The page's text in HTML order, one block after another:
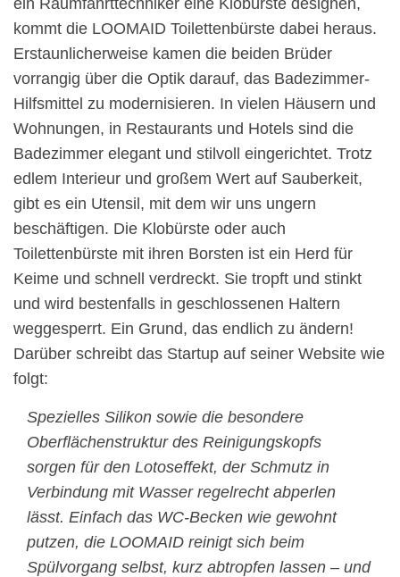
ein Raumfahrttechniker eine Klobürste designen,
kommt die LOOMAID Toilettenbürste dabei heraus.
Erstaunlicherweise kamen die beiden Brüder
vorrangig über die Optik darauf, das Badezimmer-
Hilfsmittel zu modernisieren. In vielen Häusern und
Wohnungen, in Restaurants und Hotels sind die
Badezimmer elegant und stilvoll eingerichtet. Trotz
edlem Interieur und großem Wert auf Sauberkeit,
gibt es ein Utensil, mit dem wir uns ungern
beschäftigen. Die Klobürste oder auch
Toilettenbürste mit ihren Borsten ist ein Herd für
Keime und schnell verdreckt. Sie tropft und stinkt
und wird bestenfalls in geschlossenen Haltern
weggesperrt. Ein Grund, das endlich zu ändern!
Darüber schreibt das Startup auf seiner Website wie
folgt:
Spezielles Silikon sowie die besondere
Oberflächenstruktur des Reinigungskopfs
sorgen für den Lotoseffekt, der Schmutz in
Verbindung mit Wasser regelrecht abperlen
lässt. Einfach das WC-Becken wie gewohnt
putzen, die LOOMAID reinigt sich beim
Spülvorgang selbst, kurz abtropfen lassen – und